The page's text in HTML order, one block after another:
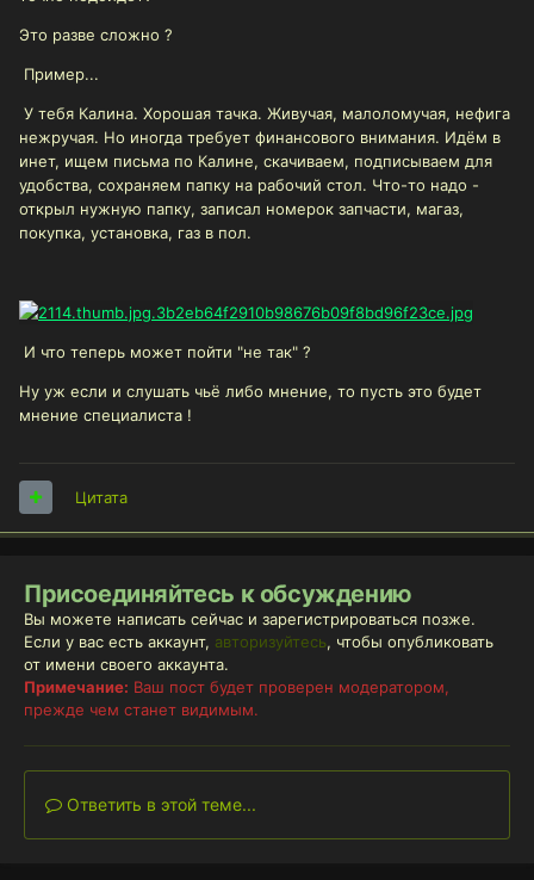
Это разве сложно ?
Пример...
У тебя Калина. Хорошая тачка. Живучая, малоломучая, нефига
нежручая. Но иногда требует финансового внимания. Идём в
инет, ищем письма по Калине, скачиваем, подписываем для
удобства, сохраняем папку на рабочий стол. Что-то надо -
открыл нужную папку, записал номерок запчасти, магаз,
покупка, установка, газ в пол.
И что теперь может пойти "не так" ?
Ну уж если и слушать чьё либо мнение, то пусть это будет
мнение специалиста !
Цитата
Присоединяйтесь к обсуждению
Вы можете написать сейчас и зарегистрироваться позже.
Если у вас есть аккаунт, авторизуйтесь, чтобы опубликовать
от имени своего аккаунта.
Примечание: Ваш пост будет проверен модератором,
прежде чем станет видимым.
Ответить в этой теме...